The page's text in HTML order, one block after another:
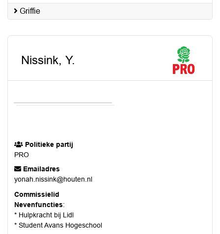
Griffie
Nissink, Y.
Politieke partij
PRO
Emailadres
yonah.nissink@houten.nl
Commissielid
Nevenfuncties:
* Hulpkracht bij Lidl
* Student Avans Hogeschool